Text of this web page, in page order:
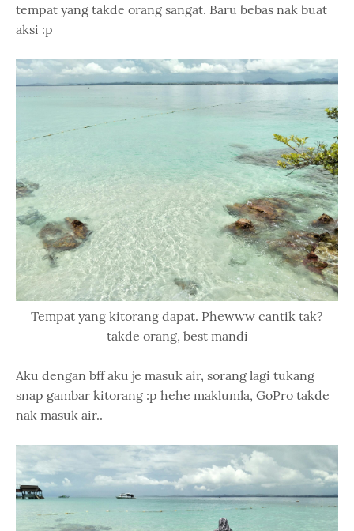
tempat yang takde orang sangat. Baru bebas nak buat
aksi :p
Tempat yang kitorang dapat. Phewww cantik tak?
takde orang, best mandi
Aku dengan bff aku je masuk air, sorang lagi tukang
snap gambar kitorang :p hehe maklumla, GoPro takde
nak masuk air..